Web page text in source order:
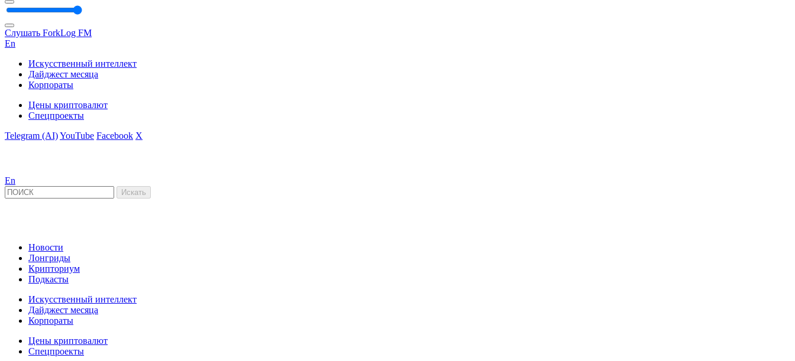
Слушать ForkLog FM
En
Искусственный интеллект
Дайджест месяца
Корпораты
Цены криптовалют
Спецпроекты
Telegram (AI)YouTube Facebook X
En
Новости
Лонгриды
Крипториум
Подкасты
Искусственный интеллект
Дайджест месяца
Корпораты
Цены криптовалют
Спецпроекты